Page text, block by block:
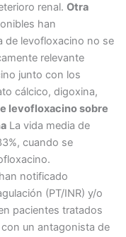
renal. Otra
han
de levofloxacino no se
relevante
junto con los
cálcico, digoxina,
levofloxacino sobre
La vida media de
cuando se
notificado
(PT/INR) y/o
pacientes tratados
un antagonista de